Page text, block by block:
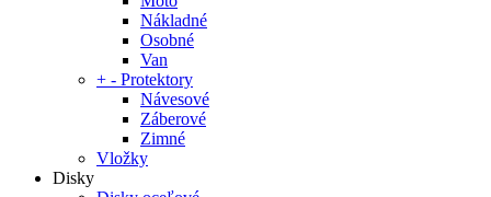
Nákladné
Osobné
Van
+ - Protektory
Návesové
Záberové
Zimné
Vložky
Disky